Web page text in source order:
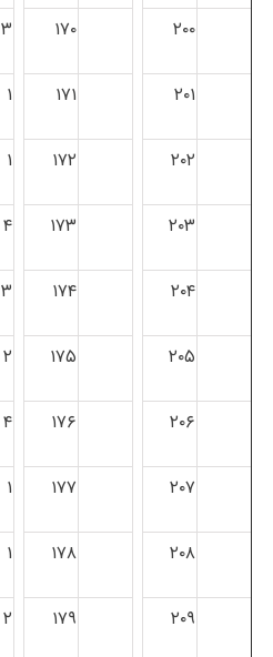
۲۰۰ ۱۷۰ ۳
۲۰۱ ۱۷۱ ۱
۲۰۲ ۱۷۲ ۱
۲۰۳ ۱۷۳ ۴
۲۰۴ ۱۷۴ ۳
۲۰۵ ۱۷۵ ۲
۲۰۶ ۱۷۶ ۴
۲۰۷ ۱۷۷ ۱
۲۰۸ ۱۷۸ ۱
۲۰۹ ۱۷۹ ۲